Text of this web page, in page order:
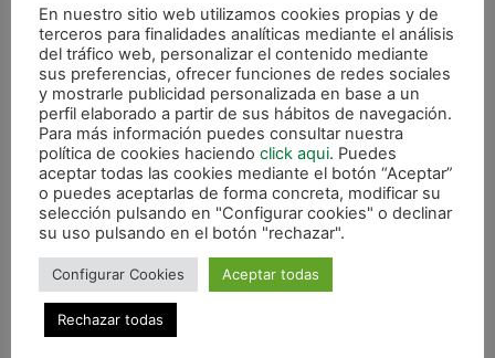
Continúa la campaña de
renovación de abonos
Durante toda esta semana y la siguiente, hasta el
viernes 28 de junio, se podrán seguir adquiriendo
los abonos para ver a C.A. Osasuna Magna
LEER MÁS »
17 junio, 2019
En nuestro sitio web utilizamos cookies propias y de
terceros para finalidades analíticas mediante el análisis
del tráfico web, personalizar el contenido mediante
sus preferencias, ofrecer funciones de redes sociales
y mostrarle publicidad personalizada en base a un
perfil elaborado a partir de sus hábitos de navegación.
Para más información puedes consultar nuestra
política de cookies haciendo click aqui. Puedes
aceptar todas las cookies mediante el botón “Aceptar”
o puedes aceptarlas de forma concreta, modificar su
selección pulsando en "Configurar cookies" o declinar
su uso pulsando en el botón "rechazar".
Configurar Cookies Aceptar todas
Rechazar todas